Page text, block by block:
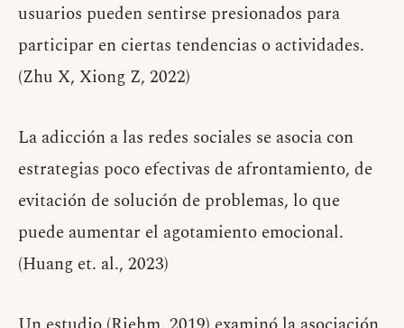
usuarios pueden sentirse presionados para
participar en ciertas tendencias o actividades.
(Zhu X, Xiong Z, 2022)
La adicción a las redes sociales se asocia con
estrategias poco efectivas de afrontamiento, de
evitación de solución de problemas, lo que
puede aumentar el agotamiento emocional.
(Huang et. al., 2023)